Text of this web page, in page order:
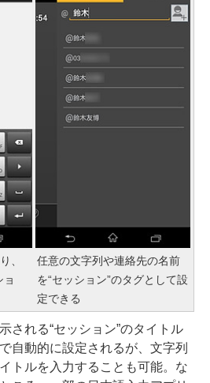
、
任意の文字列や連絡先の名前
を“セッション”のタグとして設
定できる
される“セッション”のタイトル
自動的に設定されるが、文字列
トルを入力することも可能。な